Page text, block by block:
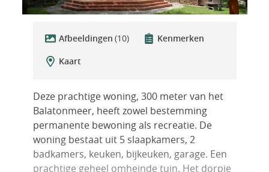
Afbeeldingen (10)
Kenmerken
Kaart
Deze prachtige woning, 300 meter van het
Balatonmeer, heeft zowel bestemming
permanente bewoning als recreatie. De
woning bestaat uit 5 slaapkamers, 2
badkamers, keuken, bijkeuken, garage. Een
prachtige geheel omheinde tuin. Het dorpje